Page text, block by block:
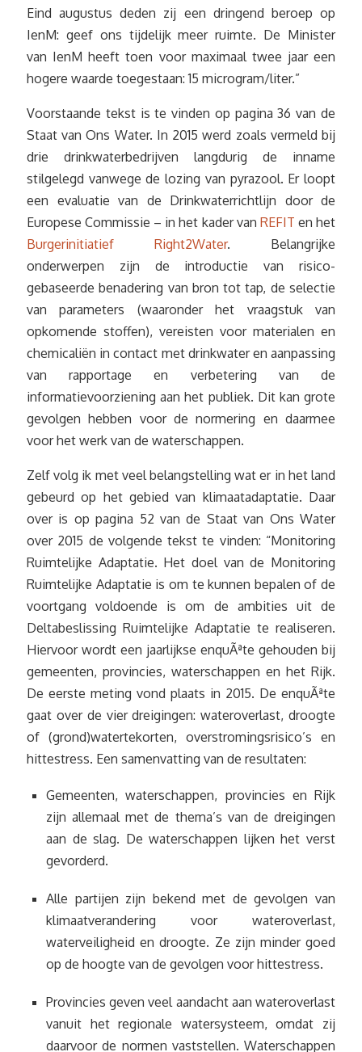
Eind augustus deden zij een dringend beroep op
IenM: geef ons tijdelijk meer ruimte. De Minister
van IenM heeft toen voor maximaal twee jaar een
hogere waarde toegestaan: 15 microgram/liter.”
Voorstaande tekst is te vinden op pagina 36 van de
Staat van Ons Water. In 2015 werd zoals vermeld bij
drie drinkwaterbedrijven langdurig de inname
stilgelegd vanwege de lozing van pyrazool. Er loopt
een evaluatie van de Drinkwaterrichtlijn door de
Europese Commissie – in het kader van REFIT en het
Burgerinitiatief Right2Water. Belangrijke
onderwerpen zijn de introductie van risico-
gebaseerde benadering van bron tot tap, de selectie
van parameters (waaronder het vraagstuk van
opkomende stoffen), vereisten voor materialen en
chemicaliën in contact met drinkwater en aanpassing
van rapportage en verbetering van de
informatievoorziening aan het publiek. Dit kan grote
gevolgen hebben voor de normering en daarmee
voor het werk van de waterschappen.
Zelf volg ik met veel belangstelling wat er in het land
gebeurd op het gebied van klimaatadaptatie. Daar
over is op pagina 52 van de Staat van Ons Water
over 2015 de volgende tekst te vinden: “Monitoring
Ruimtelijke Adaptatie. Het doel van de Monitoring
Ruimtelijke Adaptatie is om te kunnen bepalen of de
voortgang voldoende is om de ambities uit de
Deltabeslissing Ruimtelijke Adaptatie te realiseren.
Hiervoor wordt een jaarlijkse enquÃªte gehouden bij
gemeenten, provincies, waterschappen en het Rijk.
De eerste meting vond plaats in 2015. De enquÃªte
gaat over de vier dreigingen: wateroverlast, droogte
of (grond)watertekorten, overstromingsrisico’s en
hittestress. Een samenvatting van de resultaten:
Gemeenten, waterschappen, provincies en Rijk
zijn allemaal met de thema’s van de dreigingen
aan de slag. De waterschappen lijken het verst
gevorderd.
Alle partijen zijn bekend met de gevolgen van
klimaatverandering voor wateroverlast,
waterveiligheid en droogte. Ze zijn minder goed
op de hoogte van de gevolgen voor hittestress.
Provincies geven veel aandacht aan wateroverlast
vanuit het regionale watersysteem, omdat zij
daarvoor de normen vaststellen. Waterschappen